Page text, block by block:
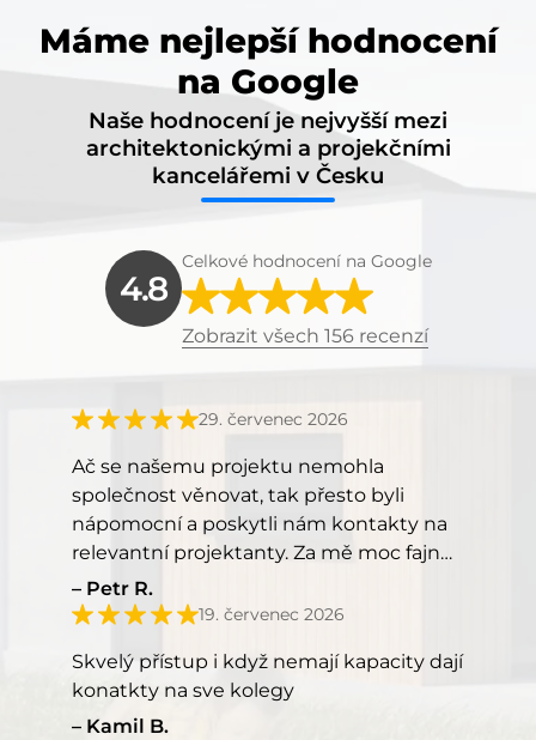
Máme nejlepší hodnocení
na Google
Naše hodnocení je nejvyšší mezi
architektonickými a projekčními
kancelářemi v Česku
4.8
Celkové hodnocení na Google
Zobrazit všech 156 recenzí
29. červenec 2026
Ač se našemu projektu nemohla
společnost věnovat, tak přesto byli
nápomocní a poskytli nám kontakty na
relevantní projektanty. Za mě moc fajn
přístup, kéž by takový přístup měli
všichni.
Petr R.
19. červenec 2026
Skvelý přístup i když nemají kapacity dají
konatkty na sve kolegy
Kamil B.